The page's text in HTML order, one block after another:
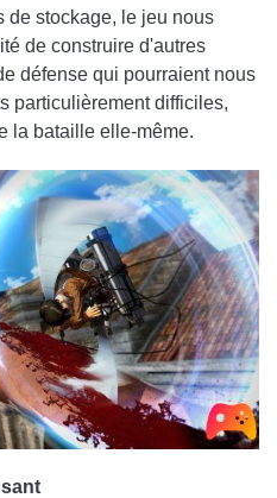
de stockage, le jeu nous
de construire d'autres
défense qui pourraient nous
particulièrement difficiles,
la bataille elle-même.